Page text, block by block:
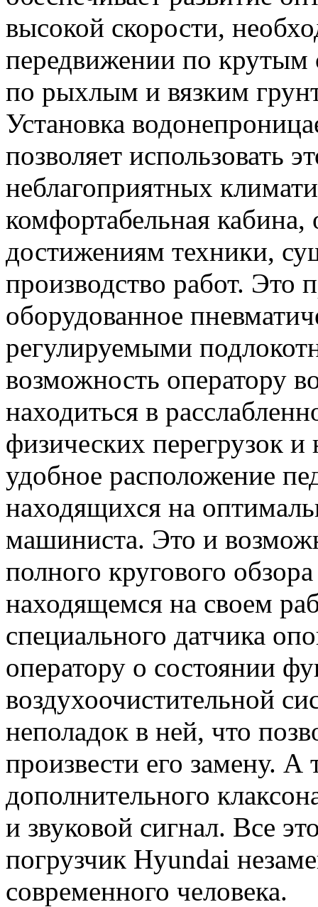
высокой скорости,
передвижении по
по рыхлым и вязким
Установка
позволяет использовать
неблагоприятных
комфортабельная
достижениям техники,
производство работ. Это
оборудованное
регулируемыми
возможность оператору
находиться в
физических перегрузок
удобное расположение
находящихся на
машиниста. Это и
полного кругового
находящемся на своем
специального датчика
оператору о состоянии
воздухоочистительной
неполадок в ней, что
произвести его замену. А
дополнительного
и звуковой сигнал. Все
погрузчик Hyundai
современного человека.